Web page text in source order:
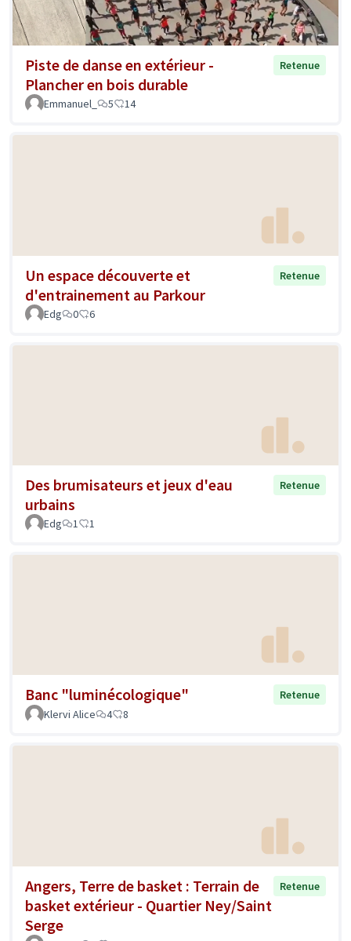
Piste de danse en extérieur -
Plancher en bois durable
Retenue
Emmanuel_ 5 14
Un espace découverte et
d'entrainement au Parkour
Retenue
Edg 0 6
Des brumisateurs et jeux d'eau
urbains
Retenue
Edg 1 1
Banc "luminécologique"
Retenue
Klervi Alice
4 8
Angers, Terre de basket : Terrain de
basket extérieur - Quartier Ney/Saint
Serge
Retenue